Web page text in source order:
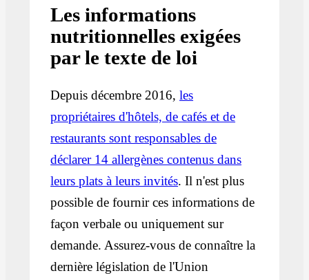
Les informations
nutritionnelles exigées
par le texte de loi
Depuis décembre 2016,les
propriétaires d'hôtels, de cafés et de
restaurants sont responsables de
déclarer 14 allergènes contenus dans
leurs plats à leurs invités. Il n'est plus
possible de fournir ces informations de
façon verbale ou uniquement sur
demande. Assurez-vous de connaître la
dernière législation de l'Union